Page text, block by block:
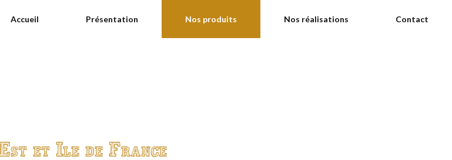
Accueil Présentation Nos produits Nos réalisations Contact
et Ile de France